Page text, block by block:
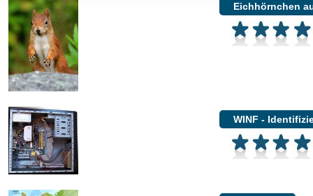
Eichhörnchen
WINF -